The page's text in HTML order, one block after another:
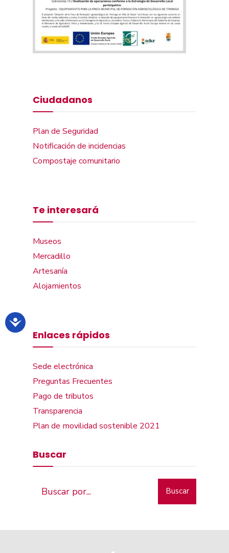
Ciudadanos
Plan de Seguridad
Notificación de incidencias
Compostaje comunitario
Te interesará
Museos
Mercadillo
Artesanía
Alojamientos
Enlaces rápidos
Sede electrónica
Preguntas Frecuentes
Pago de tributos
Transparencia
Plan de movilidad sostenible 2021
Buscar
Buscar